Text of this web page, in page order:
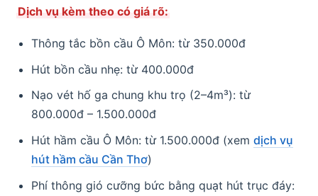
Dịch vụ kèm theo có giá rõ:
Thông tắc bồn cầu Ô Môn: từ 350.000đ
Hút bồn cầu nhẹ: từ 400.000đ
Nạo vét hố ga chung khu trọ (2–4m³): từ
800.000đ – 1.500.000đ
Hút hầm cầu Ô Môn: từ 1.500.000đ (xem dịch vụ
hút hầm cầu Cần Thơ)
Phí thông gió cưỡng bức bằng quạt hút trục đáy: